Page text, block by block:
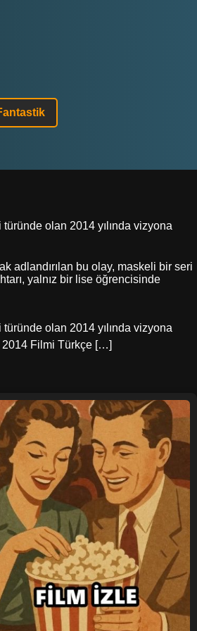
olan 2014 yılında vizyona
adlandırılan bu olay, maskeli bir seri
yalnız bir lise öğrencisinde
olan 2014 yılında vizyona
2014 Filmi Türkçe […]